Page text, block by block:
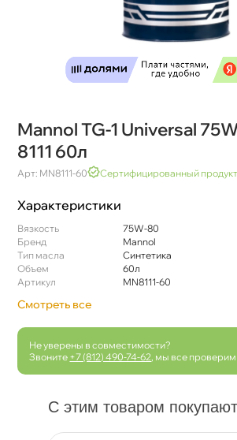
Mannol TG-1 Universal
8111 60л
Арт: MN8111-60 Сертифицированный продукт
Характеристики
язкость
75W-80
Бренд
Mannol
Тип масла
Синтетика
Объем
60л
Артикул
MN8111-60
Смотреть все
Не уверены в совместимости?
Звоните +7 (812) 490-74-62 , мы все
С этим товаром покупают